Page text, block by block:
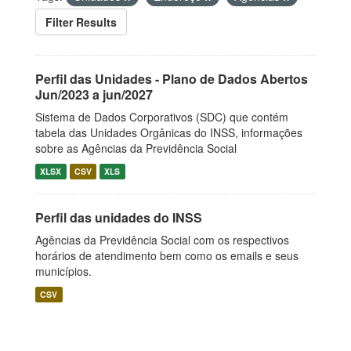
Filter Results
Perfil das Unidades - Plano de Dados Abertos
Jun/2023 a jun/2027
Sistema de Dados Corporativos (SDC) que contém
tabela das Unidades Orgânicas do INSS, informações
sobre as Agências da Previdência Social
XLSX CSV XLS
Perfil das unidades do INSS
Agências da Previdência Social com os respectivos
horários de atendimento bem como os emails e seus
municípios.
CSV